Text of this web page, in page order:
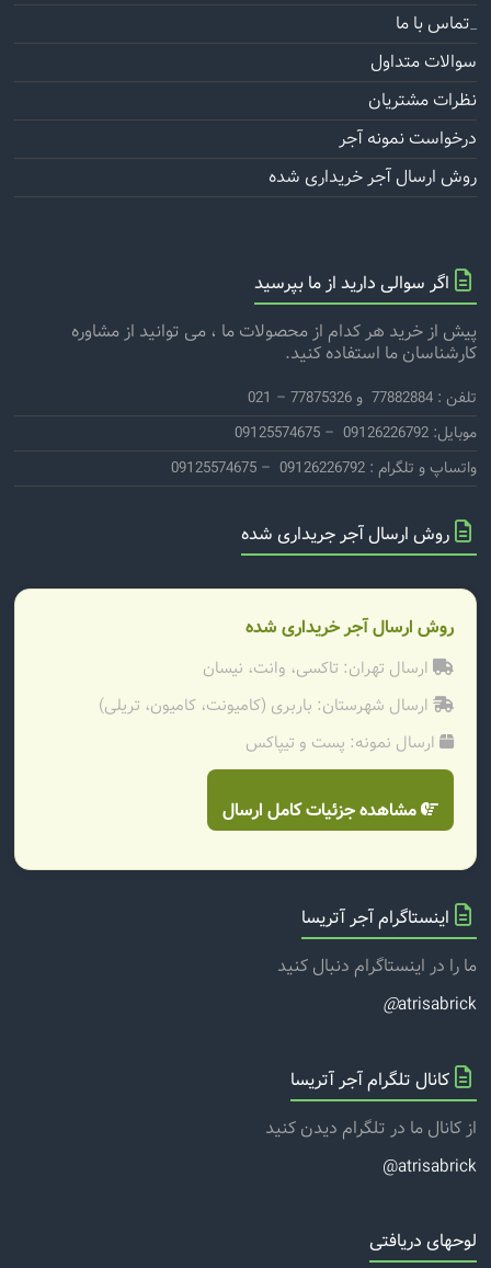
_تماس با ما
سوالات متداول
نظرات مشتریان
درخواست نمونه آجر
روش ارسال آجر خریداری شده
اگر سوالی دارید از ما بپرسید
پیش از خرید هر کدام از محصولات ما ، می توانید از مشاوره
کارشناسان ما استفاده کنید.
تلفن : 77882884 و 77875326 – 021
موبایل: 09126226792 – 09125574675
واتساپ و تلگرام : 09126226792 – 09125574675
روش ارسال آجر جریداری شده
روش ارسال آجر خریداری شده
ارسال تهران: تاکسی، وانت، نیسان
ارسال شهرستان: باربری (کامیونت، کامیون، تریلی)
ارسال نمونه: پست و تیپاکس
مشاهده جزئیات کامل ارسال
اینستاگرام آجر آتریسا
ما را در اینستاگرام دنبال کنید
atrisabrick
@
کانال تلگرام آجر آتریسا
از کانال ما در تلگرام دیدن کنید
atrisabrick@
لوحهای دریافتی